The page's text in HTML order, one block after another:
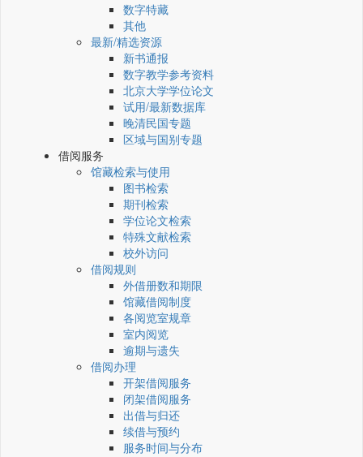
数字特藏
其他
最新/精选资源
新书通报
数字教学参考资料
北京大学学位论文
试用/最新数据库
晚清民国专题
区域与国别专题
借阅服务
馆藏检索与使用
图书检索
期刊检索
学位论文检索
特殊文献检索
校外访问
借阅规则
外借册数和期限
馆藏借阅制度
各阅览室规章
室内阅览
逾期与遗失
借阅办理
开架借阅服务
闭架借阅服务
出借与归还
续借与预约
服务时间与分布